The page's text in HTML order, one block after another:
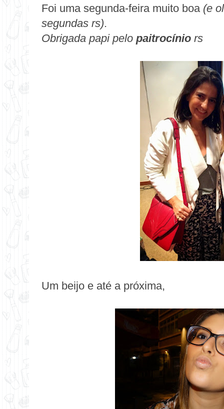
Foi uma segunda-feira muito boa (e
segundas rs).
Obrigada papi pelo paitrocínio rs
Um beijo e até a próxima,